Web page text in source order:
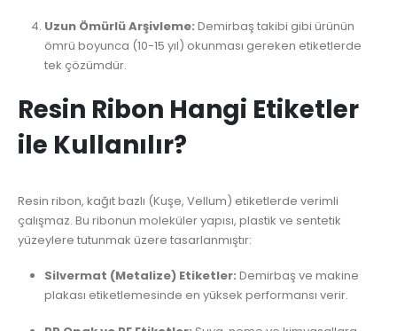
Uzun Ömürlü Arşivleme: Demirbaş takibi gibi ürünün
ömrü boyunca (10-15 yıl) okunması gereken etiketlerde
tek çözümdür.
Resin Ribon Hangi Etiketler
ile Kullanılır?
Resin ribon, kağıt bazlı (Kuşe, Vellum) etiketlerde verimli
çalışmaz. Bu ribonun moleküler yapısı, plastik ve sentetik
yüzeylere tutunmak üzere tasarlanmıştır:
Silvermat (Metalize) Etiketler: Demirbaş ve makine
plakası etiketlemesinde en yüksek performansı verir.